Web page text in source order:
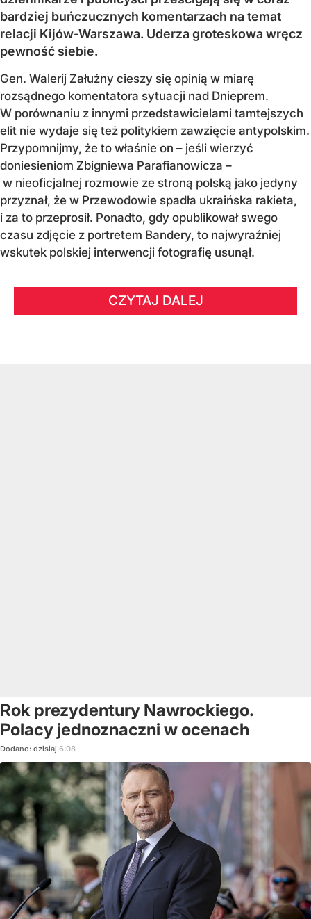
bardziej buńczucznych komentarzach na temat
relacji Kijów-Warszawa. Uderza groteskowa wręcz
pewność siebie.
Gen. Walerij Załużny cieszy się opinią w miarę
rozsądnego komentatora sytuacji nad Dnieprem.
W porównaniu z innymi przedstawicielami tamtejszych
elit nie wydaje się też politykiem zawzięcie antypolskim.
Przypomnijmy, że to właśnie on – jeśli wierzyć
doniesieniom Zbigniewa Parafianowicza –
w nieoficjalnej rozmowie ze stroną polską jako jedyny
przyznał, że w Przewodowie spadła ukraińska rakieta,
i za to przeprosił. Ponadto, gdy opublikował swego
czasu zdjęcie z portretem Bandery, to najwyraźniej
wskutek polskiej interwencji fotografię usunął.
CZYTAJ DALEJ
Rok prezydentury Nawrockiego.
Polacy jednoznaczni w ocenach
Dodano: dzisiaj 6:08